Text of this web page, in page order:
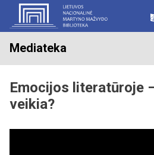
Mediateka
Emocijos literatūroje
veikia?